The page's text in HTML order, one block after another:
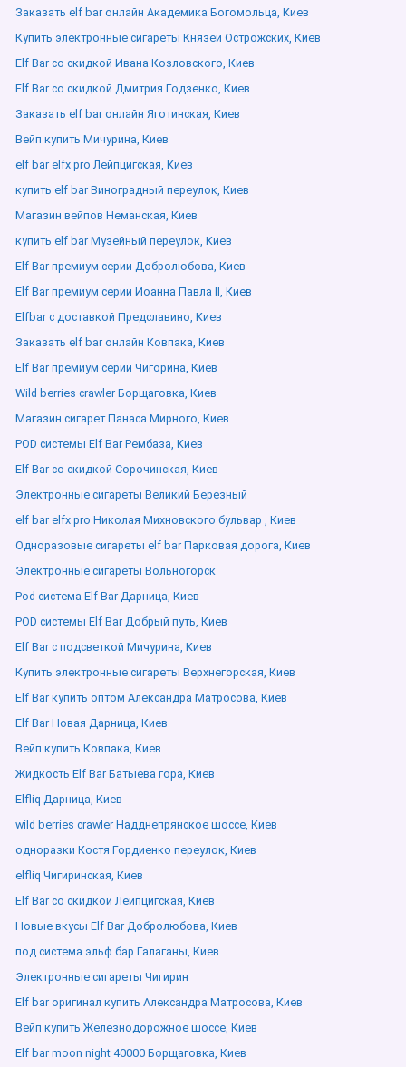
Заказать elf bar онлайн Академика Богомольца, Киев
Купить электронные сигареты Князей Острожских, Киев
Elf Bar со скидкой Ивана Козловского, Киев
Elf Bar со скидкой Дмитрия Годзенко, Киев
Заказать elf bar онлайн Яготинская, Киев
Вейп купить Мичурина, Киев
elf bar elfx pro Лейпцигская, Киев
купить elf bar Виноградный переулок, Киев
Магазин вейпов Неманская, Киев
купить elf bar Музейный переулок, Киев
Elf Bar премиум серии Добролюбова, Киев
Elf Bar премиум серии Иоанна Павла ІІ, Киев
Elfbar с доставкой Предславино, Киев
Заказать elf bar онлайн Ковпака, Киев
Elf Bar премиум серии Чигорина, Киев
Wild berries crawler Борщаговка, Киев
Магазин сигарет Панаса Мирного, Киев
POD системы Elf Bar Рембаза, Киев
Elf Bar со скидкой Сорочинская, Киев
Электронные сигареты Великий Березный
elf bar elfx pro Николая Михновского бульвар , Киев
Одноразовые сигареты elf bar Парковая дорога, Киев
Электронные сигареты Вольногорск
Pod система Elf Bar Дарница, Киев
POD системы Elf Bar Добрый путь, Киев
Elf Bar с подсветкой Мичурина, Киев
Купить электронные сигареты Верхнегорская, Киев
Elf Bar купить оптом Александра Матросова, Киев
Elf Bar Новая Дарница, Киев
Вейп купить Ковпака, Киев
Жидкость Elf Bar Батыева гора, Киев
Elfliq Дарница, Киев
wild berries crawler Надднепрянское шоссе, Киев
одноразки Костя Гордиенко переулок, Киев
elfliq Чигиринская, Киев
Elf Bar со скидкой Лейпцигская, Киев
Новые вкусы Elf Bar Добролюбова, Киев
под система эльф бар Галаганы, Киев
Электронные сигареты Чигирин
Elf bar оригинал купить Александра Матросова, Киев
Вейп купить Железнодорожное шоссе, Киев
Elf bar moon night 40000 Борщаговка, Киев